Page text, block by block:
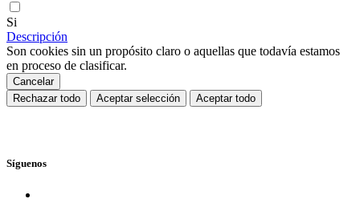
Si
Descripción
Son cookies sin un propósito claro o aquellas que todavía estamos
en proceso de clasificar.
Cancelar
Rechazar todo
Aceptar selección Aceptar todo
Síguenos